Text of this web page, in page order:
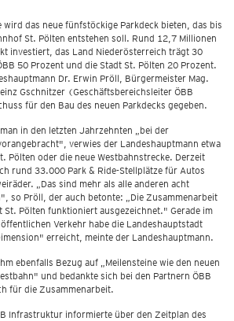
wird das neue fünfstöckige Parkdeck bieten, das bis
St. Pölten entstehen soll. Rund 12,7 Millionen
investiert, das Land Niederösterreich trägt 30
50 Prozent und die Stadt St. Pölten 20 Prozent.
Dr. Erwin Pröll, Bürgermeister Mag.
Gschnitzer (Geschäftsbereichsleiter ÖBB
für den Bau des neuen Parkdecks gegeben.
in den letzten Jahrzehnten „bei der
verwies der Landeshauptmann etwa
Pölten oder die neue Westbahnstrecke. Derzeit
rund 33.000 Park & Ride-Stellplätze für Autos
„Das sind mehr als alle anderen acht
so Pröll, der auch betonte: „Die Zusammenarbeit
St. Pölten funktioniert ausgezeichnet." Gerade im
Verkehr habe die Landeshauptstadt
erreicht, meinte der Landeshauptmann.
ebenfalls Bezug auf „Meilensteine wie den neuen
und bedankte sich bei den Partnern ÖBB
für die Zusammenarbeit.
Infrastruktur informierte über den Zeitplan des